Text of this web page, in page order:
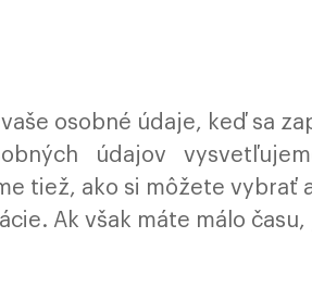
osobné údaje, keď sa
údajov
tiež, ako si môžete vybrať
Ak však máte málo